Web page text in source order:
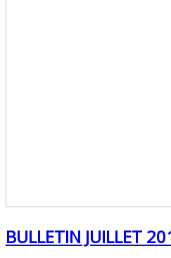
BULLETIN JUILLET